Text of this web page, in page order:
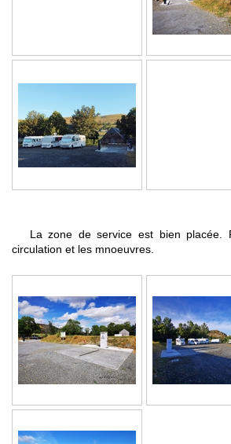
La zone de service est bien placée.
circulation et les mnoeuvres.